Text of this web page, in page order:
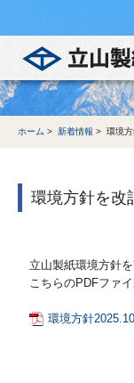
ホーム > 新着情報 > 環境
環境方針を改
立山製紙環境方針を
こちらのPDFファ
環境方針